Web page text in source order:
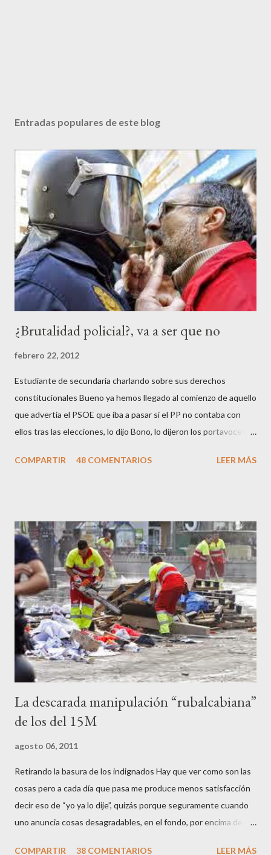
Entradas populares de este blog
¿Brutalidad policial?, va a ser que no
febrero 22, 2012
Estudiante de secundaria charlando sobre sus derechos
constitucionales Bueno ya hemos llegado al comienzo de aquello
que advertía el PSOE que iba a pasar si el PP no contaba con
ellos tras las elecciones, lo dijo Bono, lo dijeron los portavoces
los okupas, los red skins, los sharps o los anarcos porque a estos
caballeretes salieran en Valencia a la calle, dispuestos a hacer lo
que les viniera en gana, manifestarse sin la autorización
pertinente, cortar el tráfico de las calles más céntricas, volcar los
contenedores de vidrio para tener botellas a mano para agredir a
los agentes, incendiar contenedores, apedrear a la policía,
agredirla, morderla, para que toda la pijo progresía del país, todos
los que no fuman ni tabaco, n...
COMPARTIR 48 COMENTARIOS LEER MÁS
La descarada manipulación “rubalcabiana”
de los del 15M
agosto 06, 2011
Retirando la basura de los indignados Hay que ver como son las
cosas pero a cada día que pasa me produce menos satisfacción
decir eso de “yo ya lo dije”, quizás porque seguramente cuando
uno anuncia cosas desagradables, en el fondo, por encima de la
COMPARTIR 38 COMENTARIOS LEER MÁS